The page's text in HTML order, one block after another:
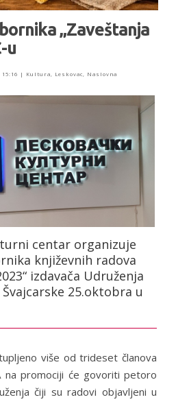
„Zaveštanja
u
| Kultura Leskovac Naslovna
centar organizuje
književnih radova
izdavača Udruženja
25.oktobra u
više od trideset članova
na promociji će govoriti petoro
čiji su radovi objavljeni u